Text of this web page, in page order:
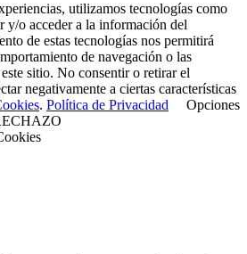
utilizamos tecnologías como
y/o acceder a la información del
de estas tecnologías nos permitirá
de navegación o las
sitio. No consentir o retirar el
negativamente a ciertas características
. Política de Privacidad
Opciones